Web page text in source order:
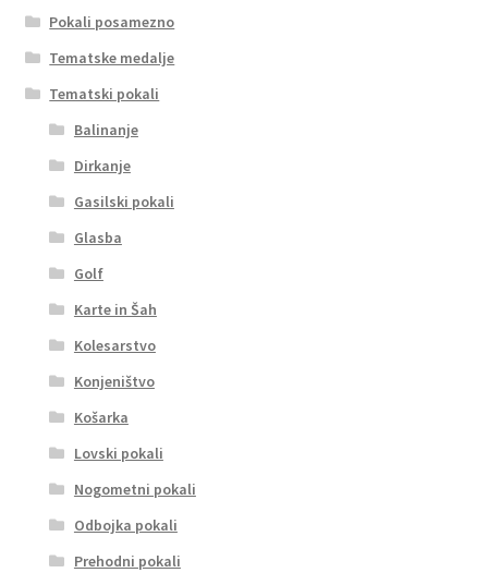
Pokali posamezno
Tematske medalje
Tematski pokali
Balinanje
Dirkanje
Gasilski pokali
Glasba
Golf
Karte in Šah
Kolesarstvo
Konjeništvo
Košarka
Lovski pokali
Nogometni pokali
Odbojka pokali
Prehodni pokali